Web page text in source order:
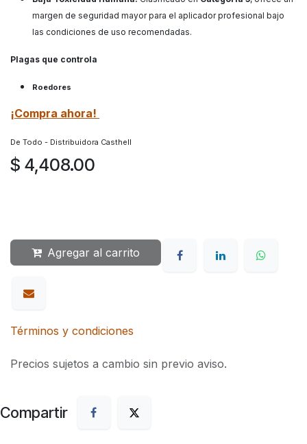
margen de seguridad mayor para el aplicador profesional bajo
las condiciones de uso recomendadas.
Plagas que controla
Roedores
¡Compra ahora!
De Todo - Distribuidora Casthell
$ 4,408.00
Agregar al carrito
Términos y condiciones
Precios sujetos a cambio sin previo aviso.
Compartir